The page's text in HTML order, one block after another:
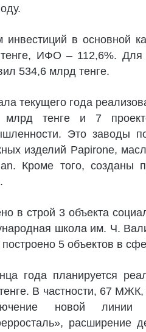
инвестиций в основной
ИФО – 112,6%. Для
534,6 млрд тенге.
текущего года
млрд тенге и 7
Это заводы
изделий Papirone,
Кроме того, созданы
в строй 3 объекта
школа им. Ч.
5 объектов в
года планируется
В частности, 67
новой линии
расширение